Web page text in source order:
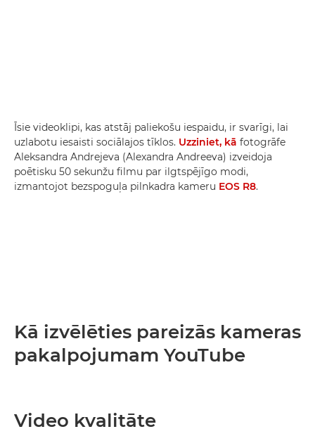
Īsie videoklipi, kas atstāj paliekošu iespaidu, ir svarīgi, lai
uzlabotu iesaisti sociālajos tīklos. Uzziniet, kā fotogrāfe
Aleksandra Andrejeva (Alexandra Andreeva) izveidoja
poētisku 50 sekunžu filmu par ilgtspējīgo modi,
izmantojot bezspoguļa pilnkadra kameru EOS R8.
Kā izvēlēties pareizās kameras
pakalpojumam YouTube
Video kvalitāte